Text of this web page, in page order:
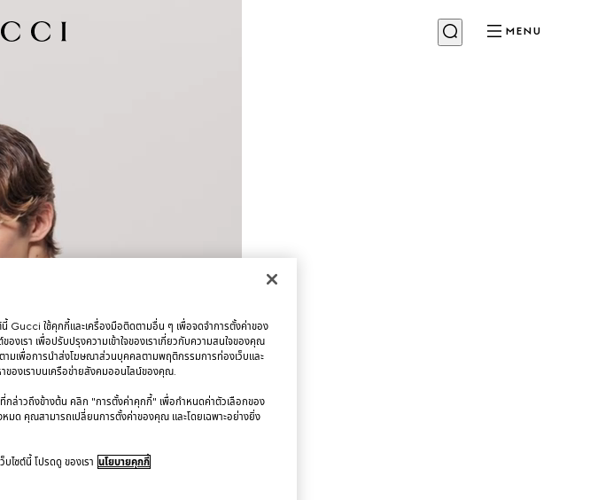
MENU
Gucci ใช้คุกกี้และเครื่องมือติดตามอื่น ๆ เพื่อจดจำการตั้งค่าของ
งเรา เพื่อปรับปรุงความเข้าใจของเราเกี่ยวกับความสนใจของคุณ
ามเพื่อการนำส่งโฆษณาส่วนบุคคลตามพฤติกรรมการท่องเว็บและ
ของเราบนเครือข่ายสังคมออนไลน์ของคุณ.
ล่าวถึงข้างต้น คลิก "การตั้งค่าคุกกี้" เพื่อกำหนดค่าตัวเลือกของ
ด คุณสามารถเปลี่ยนการตั้งค่าของคุณ และโดยเฉพาะอย่างยิ่ง
บไซต์นี้ โปรดดู ของเรา นโยบายคุกกี้